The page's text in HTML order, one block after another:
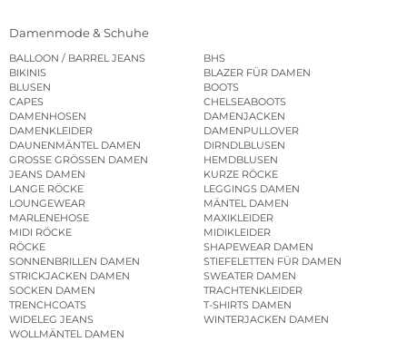
Damenmode & Schuhe
BALLOON / BARREL JEANS
BHS
BIKINIS
BLAZER FÜR DAMEN
BLUSEN
BOOTS
CAPES
CHELSEABOOTS
DAMENHOSEN
DAMENJACKEN
DAMENKLEIDER
DAMENPULLOVER
DAUNENMÄNTEL DAMEN
DIRNDLBLUSEN
GROSSE GRÖSSEN DAMEN
HEMDBLUSEN
JEANS DAMEN
KURZE RÖCKE
LANGE RÖCKE
LEGGINGS DAMEN
LOUNGEWEAR
MÄNTEL DAMEN
MARLENEHOSE
MAXIKLEIDER
MIDI RÖCKE
MIDIKLEIDER
RÖCKE
SHAPEWEAR DAMEN
SONNENBRILLEN DAMEN
STIEFELETTEN FÜR DAMEN
STRICKJACKEN DAMEN
SWEATER DAMEN
SOCKEN DAMEN
TRACHTENKLEIDER
TRENCHCOATS
T-SHIRTS DAMEN
WIDELEG JEANS
WINTERJACKEN DAMEN
WOLLMÄNTEL DAMEN